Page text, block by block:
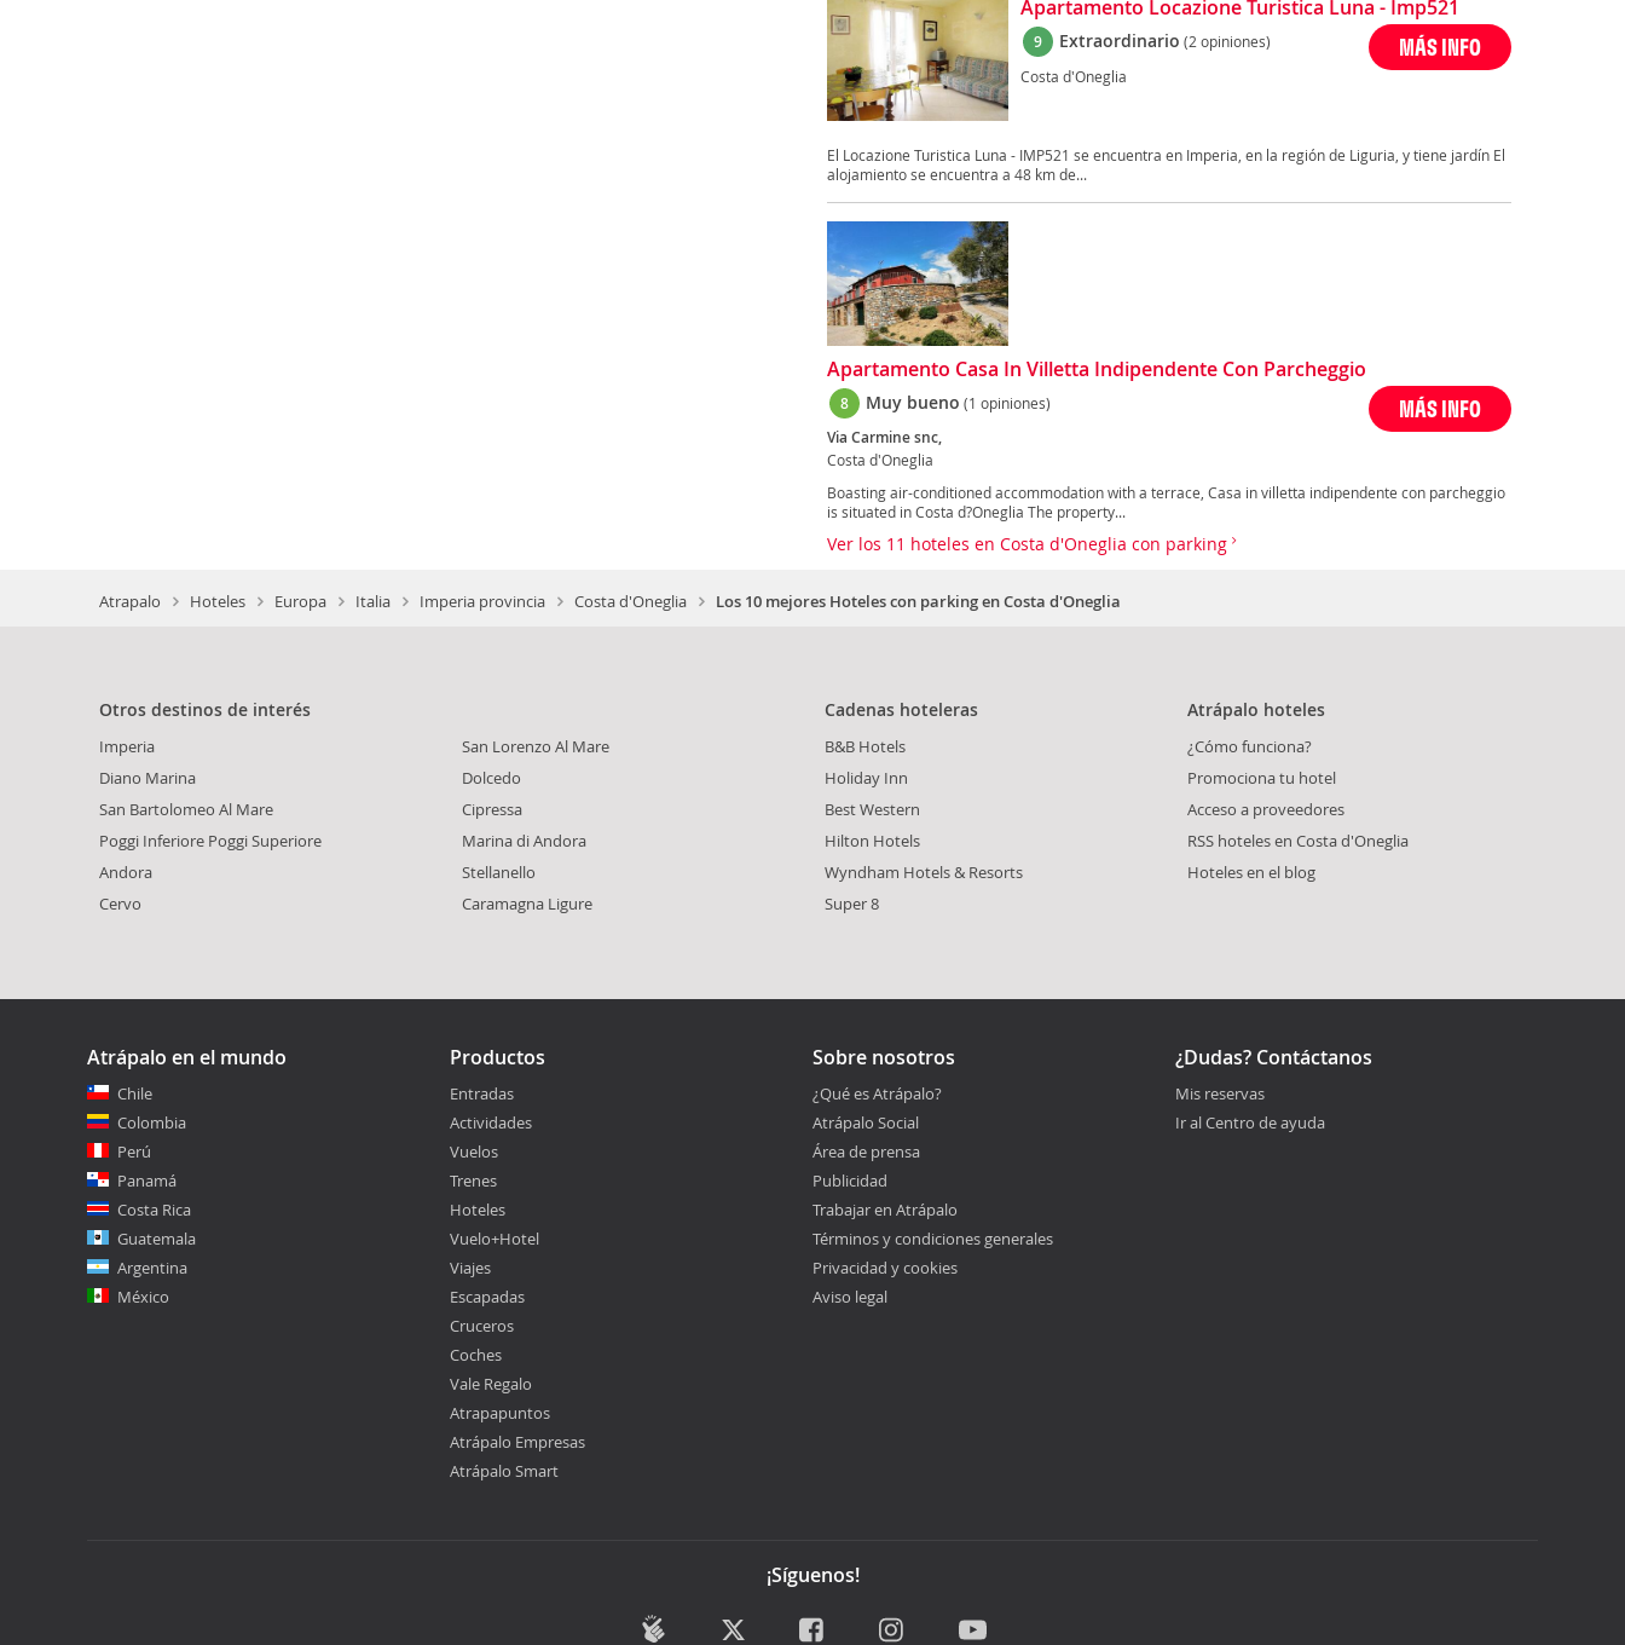
Apartamento Locazione Turistica Luna - Imp521
9 Extraordinario (2 opiniones)
Costa d'Oneglia
MÁS INFO
El Locazione Turistica Luna - IMP521 se encuentra en Imperia, en la región de Liguria, y tiene jardín El
alojamiento se encuentra a 48 km de...
Apartamento Casa In Villetta Indipendente Con Parcheggio
8 Muy bueno (1 opiniones)
Via Carmine snc,
Costa d'Oneglia
MÁS INFO
Boasting air-conditioned accommodation with a terrace, Casa in villetta indipendente con parcheggio
is situated in Costa d?Oneglia The property...
Ver los 11 hoteles en Costa d'Oneglia con parking
Atrapalo Hoteles Europa Italia Imperia provincia Costa d'Oneglia Los 10 mejores Hoteles con parking en Costa d'Oneglia
Otros destinos de interés
Imperia
Diano Marina
San Bartolomeo Al Mare
Poggi Inferiore Poggi Superiore
Andora
Cervo
San Lorenzo Al Mare
Dolcedo
Cipressa
Marina di Andora
Stellanello
Caramagna Ligure
Cadenas hoteleras
B&B Hotels
Holiday Inn
Best Western
Hilton Hotels
Wyndham Hotels & Resorts
Super 8
Atrápalo hoteles
¿Cómo funciona?
Promociona tu hotel
Acceso a proveedores
RSS hoteles en Costa d'Oneglia
Hoteles en el blog
Atrápalo en el mundo
Chile
Colombia
Perú
Panamá
Costa Rica
Guatemala
Argentina
México
Productos
Entradas
Actividades
Vuelos
Trenes
Hoteles
Vuelo+Hotel
Viajes
Escapadas
Cruceros
Coches
Vale Regalo
Atrapapuntos
Atrápalo Empresas
Atrápalo Smart
Sobre nosotros
¿Qué es Atrápalo?
Atrápalo Social
Área de prensa
Publicidad
Trabajar en Atrápalo
Términos y condiciones generales
Privacidad y cookies
Aviso legal
¿Dudas? Contáctanos
Mis reservas
Ir al Centro de ayuda
¡Síguenos!